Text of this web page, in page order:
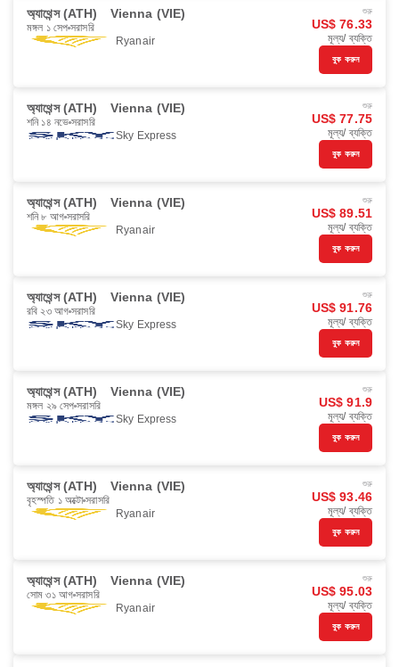
অ্যাথেন্স (ATH) Vienna (VIE)
মঙ্গল ১ সেপ সরাসরি
Ryanair
শুরু
US$ 76.33
মূল্য/ ব্যক্তি
বুক করুন
অ্যাথেন্স (ATH) Vienna (VIE)
শনি ১৪ নভে সরাসরি
Sky Express
শুরু
US$ 77.75
মূল্য/ ব্যক্তি
বুক করুন
অ্যাথেন্স (ATH) Vienna (VIE)
শনি ৮ আগ সরাসরি
Ryanair
শুরু
US$ 89.51
মূল্য/ ব্যক্তি
বুক করুন
অ্যাথেন্স (ATH) Vienna (VIE)
রবি ২৩ আগ সরাসরি
Sky Express
শুরু
US$ 91.76
মূল্য/ ব্যক্তি
বুক করুন
অ্যাথেন্স (ATH) Vienna (VIE)
মঙ্গল ২৯ সেপ সরাসরি
Sky Express
শুরু
US$ 91.9
মূল্য/ ব্যক্তি
বুক করুন
অ্যাথেন্স (ATH) Vienna (VIE)
বৃহস্পতি ১ অক্টো সরাসরি
Ryanair
শুরু
US$ 93.46
মূল্য/ ব্যক্তি
বুক করুন
অ্যাথেন্স (ATH) Vienna (VIE)
সোম ৩১ আগ সরাসরি
Ryanair
শুরু
US$ 95.03
মূল্য/ ব্যক্তি
বুক করুন